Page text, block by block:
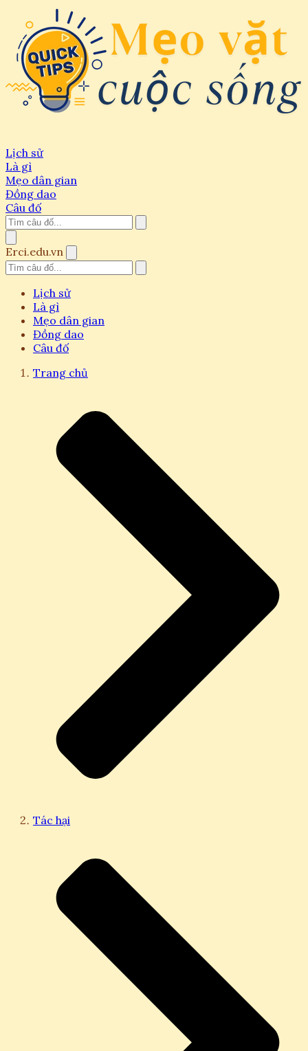
Lịch sử
Là gì
Mẹo dân gian
Đồng dao
Câu đố
Erci.edu.vn
Lịch sử
Là gì
Mẹo dân gian
Đồng dao
Câu đố
Trang chủ
Tác hại